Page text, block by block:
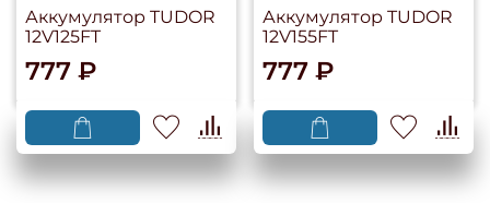
Аккумулятор TUDOR
12V125FT
777 ₽
Аккумулятор TUDOR
12V155FT
777 ₽